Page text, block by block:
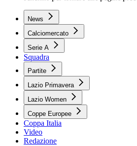
News
Calciomercato
Serie A
Squadra
Partite
Lazio Primavera
Lazio Women
Coppe Europee
Coppa Italia
Video
Redazione